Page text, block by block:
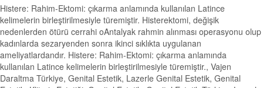
Histere: Rahim-Ektomi: çıkarma anlamında kullanılan Latince
kelimelerin birleştirilmesiyle türemiştir. Histerektomi, değişik
nedenlerden ötürü cerrahi oAntalyak rahmin alınması operasyonu olup
kadınlarda sezaryenden sonra ikinci sıklıkta uygulanan
ameliyatlardandır. Histere: Rahim-Ektomi: çıkarma anlamında
kullanılan Latince kelimelerin birleştirilmesiyle türemiştir., Vajen
Daraltma Türkiye, Genital Estetik, Lazerle Genital Estetik, Genital